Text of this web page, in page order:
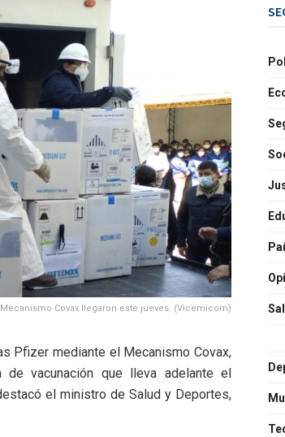
Covax llegaron este jueves. (Vicemicom)
Pfizer mediante el Mecanismo Covax,
vacunación que lleva adelante el
el ministro de Salud y Deportes,